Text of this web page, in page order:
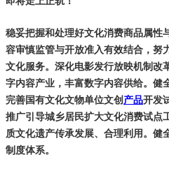
稳妥把握和处理好文化消费商品属性
容审慎监管与开放准入有效结合，努
文化服务。深化电影发行放映机制改
字内容产业，丰富数字内容供给。健
完善国有文化文物单位文创 产品开发
推广引导城乡居民扩大文化消费试点
质文化遗产传承发展、合理利用。健
制度体系。